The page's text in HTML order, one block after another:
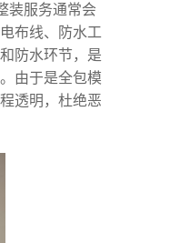
装服务通常会
布线、防水工
防水环节，是
由于是全包模
透明，杜绝恶